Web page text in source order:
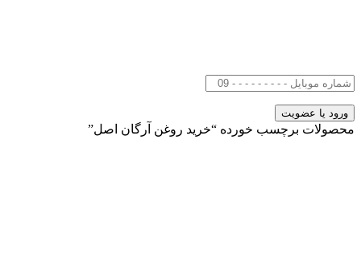
محصولات برچسب خورده “خرید روغن آرگان اصل”